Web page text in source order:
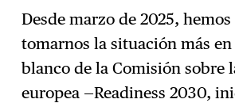
Desde marzo de 2025,
tomarnos la situación más
blanco de la Comisión sobre
europea —Readiness 2030,